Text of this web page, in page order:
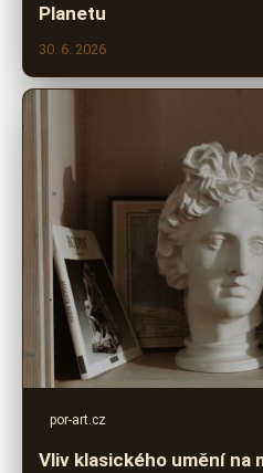
Planetu
30. 6. 2026
por-art.cz
Vliv klasického umění na